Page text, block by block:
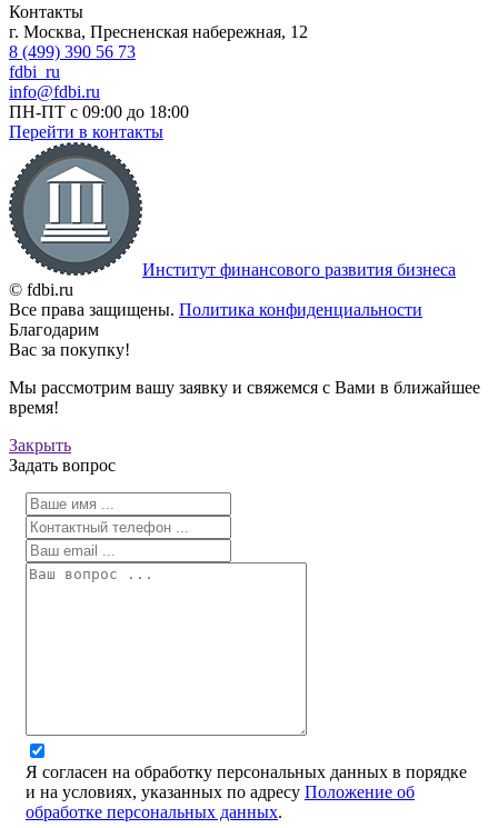
Контакты
г. Москва, Пресненская набережная, 12
8 (499) 390 56 73
fdbi_ru
info@fdbi.ru
ПН-ПТ с 09:00 до 18:00
Перейти в контакты
Институт финансового развития бизнеса
© fdbi.ru
Все права защищены. Политика конфиденциальности
Благодарим
Вас за покупку!
Мы рассмотрим вашу заявку и свяжемся с Вами в ближайшее
время!
Закрыть
Задать вопрос
Я согласен на обработку персональных данных в порядке
и на условиях, указанных по адресу Положение об
обработке персональных данных.